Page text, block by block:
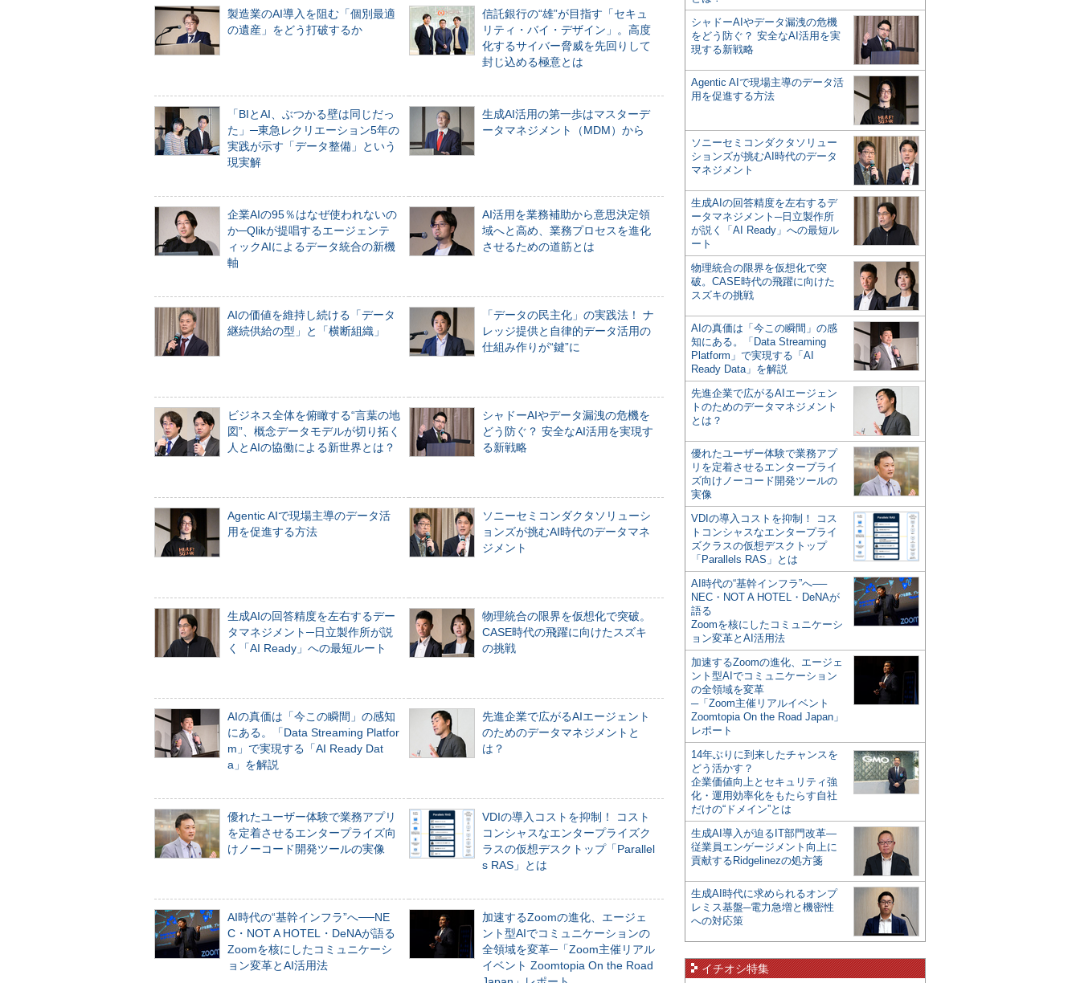
製造業のAI導入を阻む「個別最適
の遺産」をどう打破するか
信託銀行の“雄”が目指す「セキュ
リティ・バイ・デザイン」。高度
化するサイバー脅威を先回りして
封じ込める極意とは
「BIとAI、ぶつかる壁は同じだっ
た」─東急レクリエーション5年の
実践が示す「データ整備」という
現実解
生成AI活用の第一歩はマスターデ
ータマネジメント（MDM）から
企業AIの95％はなぜ使われないの
か─Qlikが提唱するエージェンテ
ィックAIによるデータ統合の新機
軸
AI活用を業務補助から意思決定領
域へと高め、業務プロセスを進化
させるための道筋とは
AIの価値を維持し続ける「データ
継続供給の型」と「横断組織」
「データの民主化」の実践法！ ナ
レッジ提供と自律的データ活用の
仕組み作りが“鍵”に
ビジネス全体を俯瞰する“言葉の地
図”、概念データモデルが切り拓く
人とAIの協働による新世界とは？
シャドーAIやデータ漏洩の危機を
どう防ぐ？ 安全なAI活用を実現す
る新戦略
Agentic AIで現場主導のデータ活
用を促進する方法
ソニーセミコンダクタソリューシ
ョンズが挑むAI時代のデータマネ
ジメント
生成AIの回答精度を左右するデー
タマネジメント─日立製作所が説
く「AI Ready」への最短ルート
物理統合の限界を仮想化で突破。
CASE時代の飛躍に向けたスズキ
の挑戦
AIの真価は「今この瞬間」の感知
にある。「Data Streaming Platfor
m」で実現する「AI Ready Dat
a」を解説
先進企業で広がるAIエージェント
のためのデータマネジメントと
は？
優れたユーザー体験で業務アプリ
を定着させるエンタープライズ向
けノーコード開発ツールの実像
VDIの導入コストを抑制！ コスト
コンシャスなエンタープライズク
ラスの仮想デスクトップ「Parallel
s RAS」とは
AI時代の“基幹インフラ”へ──NE
C・NOT A HOTEL・DeNAが語る
Zoomを核にしたコミュニケーシ
ョン変革とAI活用法
加速するZoomの進化、エージェ
ント型AIでコミュニケーションの
全領域を変革─「Zoom主催リアル
イベント Zoomtopia On the Road
シャドーAIやデータ漏洩の危機
をどう防ぐ？ 安全なAI活用を実
現する新戦略
Agentic AIで現場主導のデータ活
用を促進する方法
ソニーセミコンダクタソリュー
ションズが挑むAI時代のデータ
マネジメント
生成AIの回答精度を左右するデ
ータマネジメント─日立製作所
が説く「AI Ready」への最短ル
ート
物理統合の限界を仮想化で突
破。CASE時代の飛躍に向けた
スズキの挑戦
AIの真価は「今この瞬間」の感
知にある。「Data Streaming
Platform」で実現する「AI
Ready Data」を解説
先進企業で広がるAIエージェン
トのためのデータマネジメント
とは？
優れたユーザー体験で業務アプ
リを定着させるエンタープライ
ズ向けノーコード開発ツールの
実像
VDIの導入コストを抑制！ コス
トコンシャスなエンタープライ
ズクラスの仮想デスクトップ
「Parallels RAS」とは
AI時代の“基幹インフラ”へ──
NEC・NOT A HOTEL・DeNAが
語る
Zoomを核にしたコミュニケーシ
ョン変革とAI活用法
加速するZoomの進化、エージェ
ント型AIでコミュニケーション
の全領域を変革
─「Zoom主催リアルイベント
Zoomtopia On the Road Japan」
レポート
14年ぶりに到来したチャンスを
どう活かす？
企業価値向上とセキュリティ強
化・運用効率化をもたらす自社
だけの“ドメイン”とは
生成AI導入が迫るIT部門改革―
従業員エンゲージメント向上に
貢献するRidgelinezの処方箋
生成AI時代に求められるオンプ
レミス基盤─電力急増と機密性
への対応策
イチオシ特集